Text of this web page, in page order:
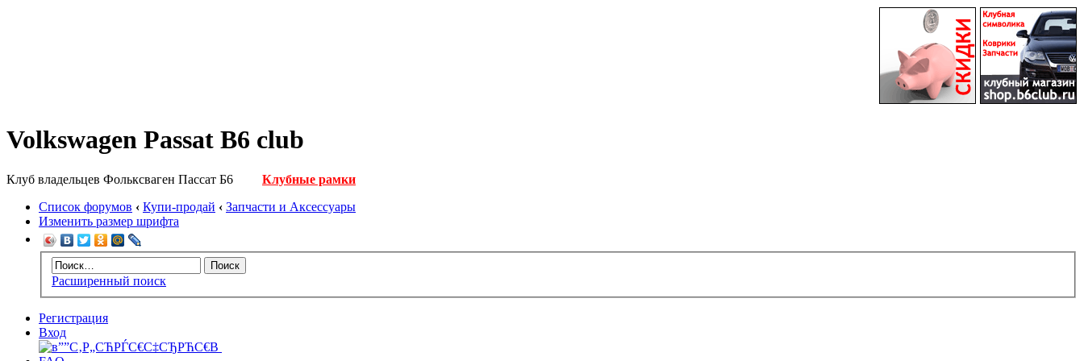
Volkswagen Passat B6 club
Клуб владельцев Фольксваген Пассат Б6
Клубные рамки
Список форумов ‹ Купи-продай ‹ Запчасти и Аксессуары
Изменить размер шрифта
Расширенный поиск
Регистрация
Вход